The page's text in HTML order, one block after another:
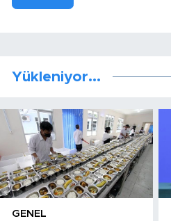
Yükleniyor...
GENEL